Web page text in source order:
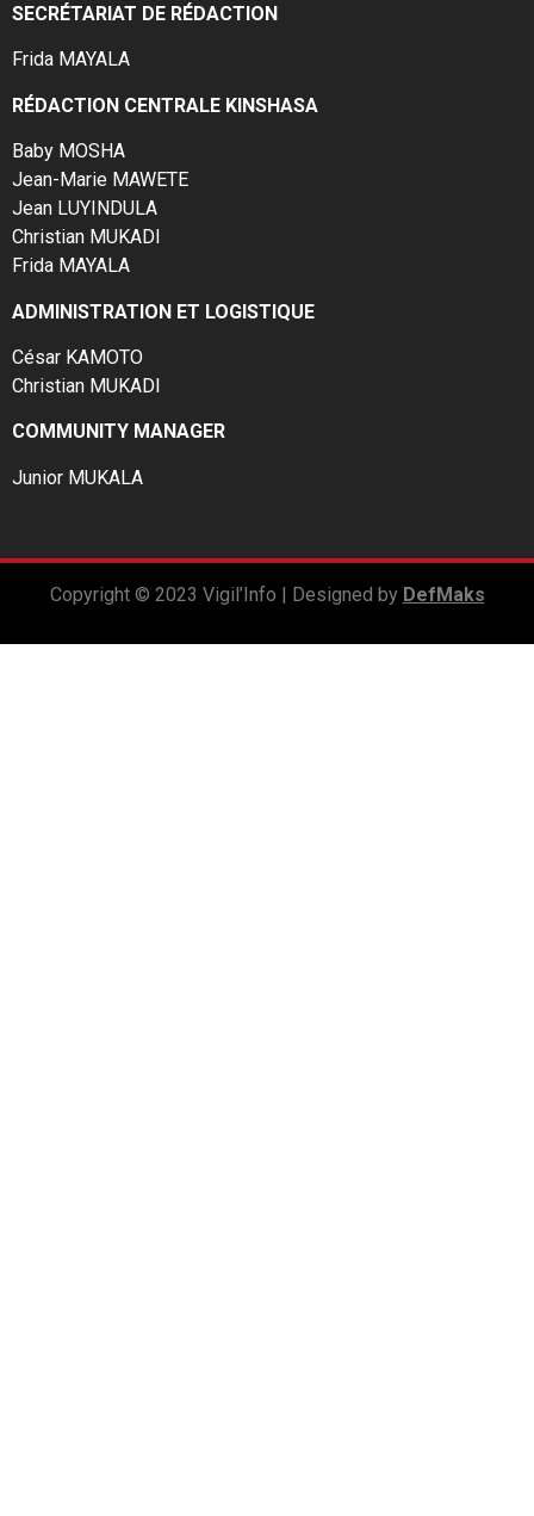
SECRÉTARIAT DE RÉDACTION
Frida MAYALA
RÉDACTION CENTRALE KINSHASA
Baby MOSHA
Jean-Marie MAWETE
Jean LUYINDULA
Christian MUKADI
Frida MAYALA
ADMINISTRATION ET LOGISTIQUE
César KAMOTO
Christian MUKADI
COMMUNITY MANAGER
Junior MUKALA
Copyright © 2023 Vigil’Info | Designed by DefMaks